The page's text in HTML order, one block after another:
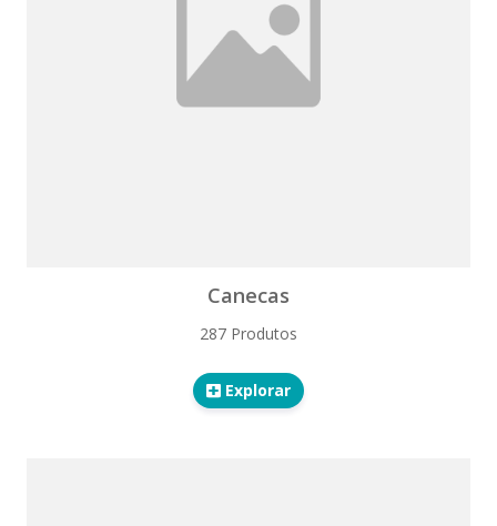
Canecas
287 Produtos
Explorar